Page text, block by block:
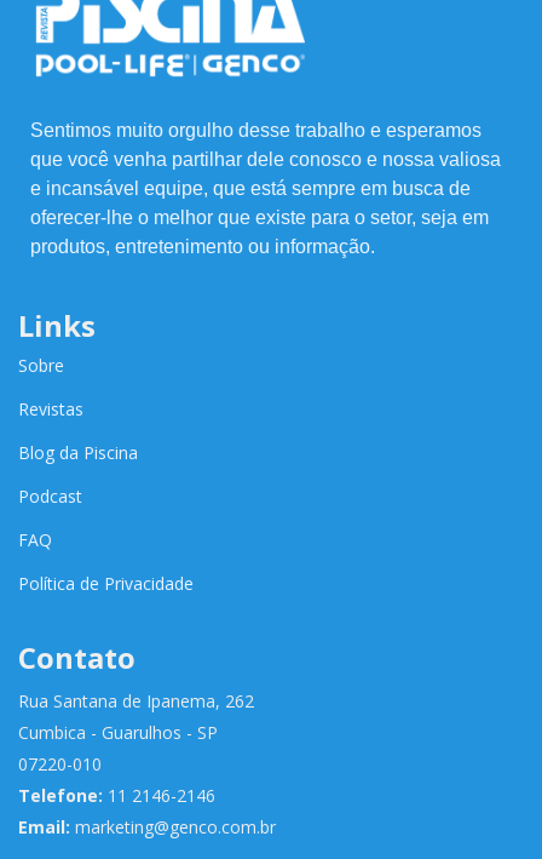
Sentimos muito orgulho desse trabalho e esperamos
que você venha partilhar dele conosco e nossa valiosa
e incansável equipe, que está sempre em busca de
oferecer-lhe o melhor que existe para o setor, seja em
produtos, entretenimento ou informação.
Links
Sobre
Revistas
Blog da Piscina
Podcast
FAQ
Política de Privacidade
Contato
Rua Santana de Ipanema, 262
Cumbica - Guarulhos - SP
07220-010
Telefone: 11 2146-2146
Email: marketing@genco.com.br